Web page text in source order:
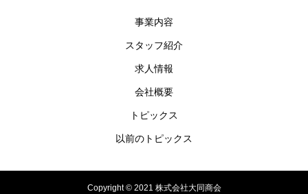
事業内容
スタッフ紹介
求人情報
会社概要
トピックス
以前のトピックス
Copyright © 2021 株式会社大同商会